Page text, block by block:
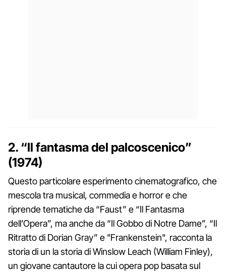
2. “Il fantasma del palcoscenico”
(1974)
Questo particolare esperimento cinematografico, che
mescola tra musical, commedia e horror e che
riprende tematiche da “Faust” e “Il Fantasma
dell’Opera”, ma anche da “Il Gobbo di Notre Dame”, “Il
Ritratto di Dorian Gray” e "Frankenstein", racconta la
storia di un la storia di Winslow Leach (William Finley),
un giovane cantautore la cui opera pop basata sul